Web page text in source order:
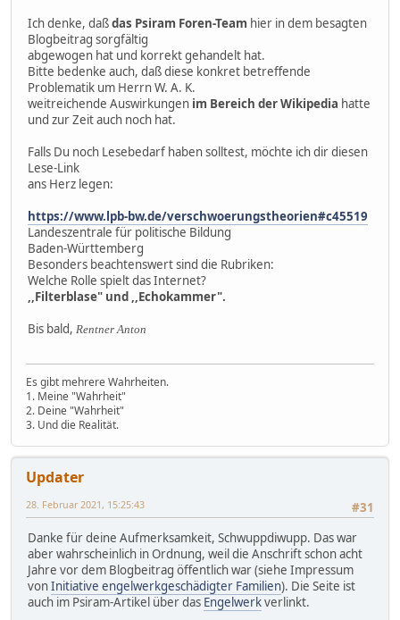
Ich denke, daßdas Psiram Foren-Team hier in dem besagten
Blogbeitrag sorgfältig
abgewogen hat und korrekt gehandelt hat.
Bitte bedenke auch, daß diese konkret betreffende
Problematik um Herrn W. A. K.
weitreichende Auswirkungen im Bereich der Wikipedia hatte
und zur Zeit auch noch hat.
Falls Du noch Lesebedarf haben solltest, möchte ich dir diesen
Lese-Link
ans Herz legen:
https://www.lpb-bw.de/verschwoerungstheorien#c45519
Landeszentrale für politische Bildung
Baden-Württemberg
Besonders beachtenswert sind die Rubriken:
Welche Rolle spielt das Internet?
,,Filterblase" und ,,Echokammer".
Bis bald, Rentner Anton
Es gibt mehrere Wahrheiten.
1. Meine "Wahrheit"
2. Deine "Wahrheit"
3. Und die Realität.
Updater
#31
28. Februar 2021, 15:25:43
Danke für deine Aufmerksamkeit, Schwuppdiwupp. Das war
aber wahrscheinlich in Ordnung, weil die Anschrift schon acht
Jahre vor dem Blogbeitrag öffentlich war (siehe Impressum
vonInitiative engelwerkgeschädigter Familien). Die Seite ist
auch im Psiram-Artikel über das Engelwerkverlinkt.